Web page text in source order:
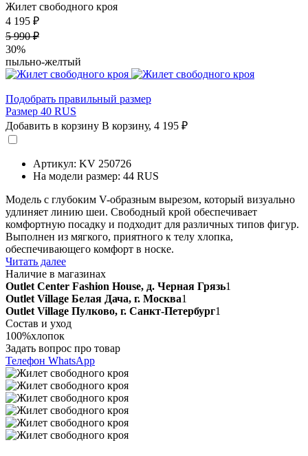
Жилет свободного кроя
4 195 ₽
5 990 ₽
30%
пыльно-желтый
Подобрать правильный размер
Размер 40 RUS
Добавить в корзину В корзину, 4 195 ₽
Артикул: KV 250726
На модели размер: 44 RUS
Модель с глубоким V-образным вырезом, который визуально
удлиняет линию шеи. Свободный крой обеспечивает
комфортную посадку и подходит для различных типов фигур.
Выполнен из мягкого, приятного к телу хлопка,
обеспечивающего комфорт в носке.
Читать далее
Наличие в магазинах
Outlet Center Fashion House, д. Черная Грязь1
Outlet Village Белая Дача, г. Москва1
Outlet Village Пулково, г. Санкт-Петербург1
Состав и уход
100%хлопок
Задать вопрос про товар
Телефон WhatsApp